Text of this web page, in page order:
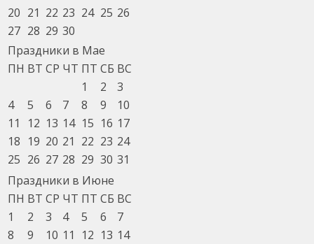
20 21 22 23 24 25 26
27 28 29 30
Праздники в Мае
ПН ВТ СР ЧТ ПТ СБ ВС
1
2
3
4
5 6 7 8 9
10
11
12 13 14 15 16 17
18 19 20 21 22 23 24
25 26 27 28 29 30 31
Праздники в Июне
ПН ВТ СР ЧТ ПТ СБ ВС
1
2 3 4 5 6
7
8
9 10 11 12 13 14